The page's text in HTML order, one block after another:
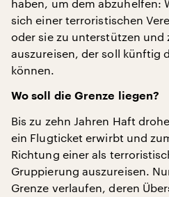
haben, um dem abzuhelfen:
sich einer terroristischen
oder sie zu unterstützen und
auszureisen, der soll künftig
können.
Wo soll die Grenze liegen?
Bis zu zehn Jahren Haft
ein Flugticket erwirbt und
Richtung einer als
Gruppierung auszureisen.
Grenze verlaufen, deren